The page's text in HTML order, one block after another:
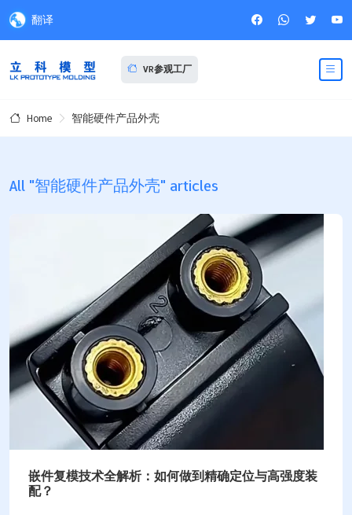
翻译
VR参观工厂
Home 智能硬件产品外壳
All "智能硬件产品外壳" articles
嵌件复模技术全解析：如何做到精确定位与高强度装
配？